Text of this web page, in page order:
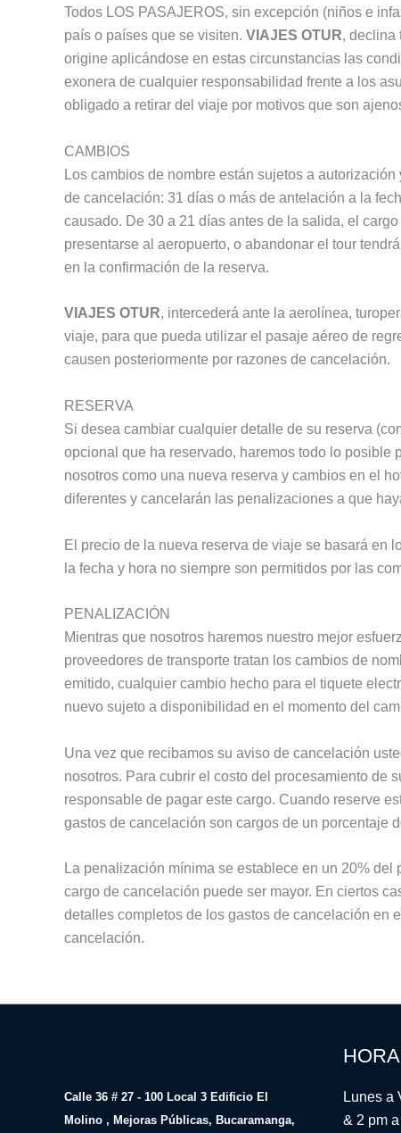
Todos LOS PASAJEROS, sin excepción (niños e
país o países que se visiten. VIAJES OTUR, declina
origine aplicándose en estas circunstancias las
exonera de cualquier responsabilidad frente a los
obligado a retirar del viaje por motivos que son
CAMBIOS
Los cambios de nombre están sujetos a
de cancelación: 31 días o más de antelación a la
causado. De 30 a 21 días antes de la salida, el
presentarse al aeropuerto, o abandonar el tour
en la confirmación de la reserva.
VIAJES OTUR, intercederá ante la aerolínea,
viaje, para que pueda utilizar el pasaje aéreo de
causen posteriormente por razones de cancelación.
RESERVA
Si desea cambiar cualquier detalle de su reserva
opcional que ha reservado, haremos todo lo posible
nosotros como una nueva reserva y cambios en el
diferentes y cancelarán las penalizaciones a que
El precio de la nueva reserva de viaje se basará en
la fecha y hora no siempre son permitidos por las
PENALIZACIÓN
Mientras que nosotros haremos nuestro mejor
proveedores de transporte tratan los cambios de
emitido, cualquier cambio hecho para el tiquete
nuevo sujeto a disponibilidad en el momento del
Una vez que recibamos su aviso de cancelación
nosotros. Para cubrir el costo del procesamiento de
responsable de pagar este cargo. Cuando reserve
gastos de cancelación son cargos de un porcentaje
La penalización mínima se establece en un 20% del
cargo de cancelación puede ser mayor. En ciertos
detalles completos de los gastos de cancelación en
cancelación.
Calle 36 # 27 - 100 Local 3 Edificio El
Molino , Mejoras Públicas, Bucaramanga,
Lunes a
& 2 pm